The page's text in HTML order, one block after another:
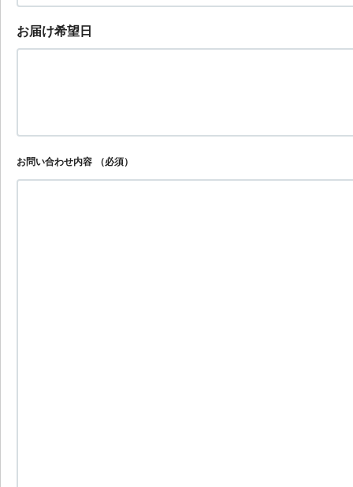
お届け希望日
お問い合わせ内容 （必須）